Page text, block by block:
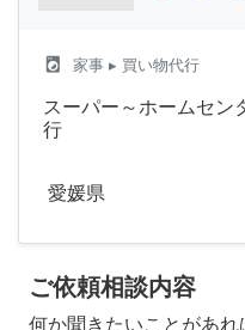
local_laundry_service 家事 ▸ 買い物代行
スーパー～ホームセン
行
愛媛県
ご依頼相談内容
何か聞きたいことがあ